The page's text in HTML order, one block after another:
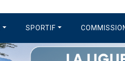
SPORTIF